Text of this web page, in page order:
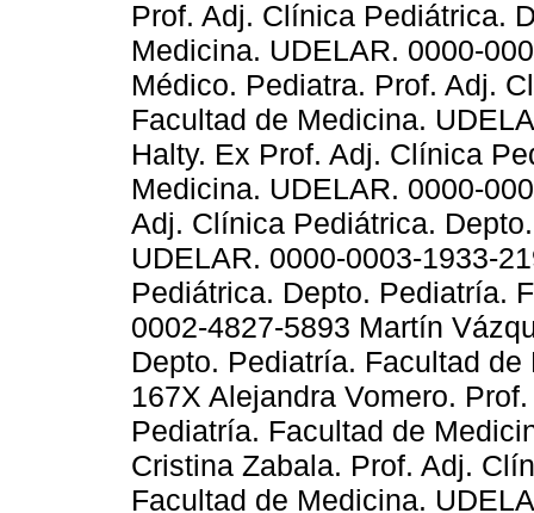
Prof. Adj. Clínica Pediátrica.
Medicina. UDELAR. 0000-
Médico. Pediatra. Prof. Adj.
Facultad de Medicina.
Halty. Ex Prof. Adj. Clínica
Medicina. UDELAR. 0000-
Adj. Clínica Pediátrica.
UDELAR. 0000-0003-1933-
Pediátrica. Depto. Pediatría.
0002-4827-5893 Martín
Depto. Pediatría. Facultad
167X Alejandra Vomero.
Pediatría. Facultad de
Cristina Zabala. Prof. Adj.
Facultad de Medicina.